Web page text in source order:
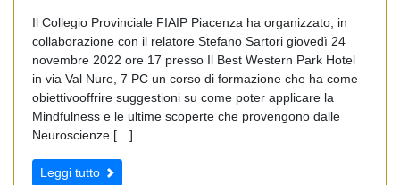
Il Collegio Provinciale FIAIP Piacenza ha organizzato, in
collaborazione con il relatore Stefano Sartori giovedì 24
novembre 2022 ore 17 presso Il Best Western Park Hotel
in via Val Nure, 7 PC un corso di formazione che ha come
obiettivooffrire suggestioni su come poter applicare la
Mindfulness e le ultime scoperte che provengono dalle
Neuroscienze […]
Leggi tutto